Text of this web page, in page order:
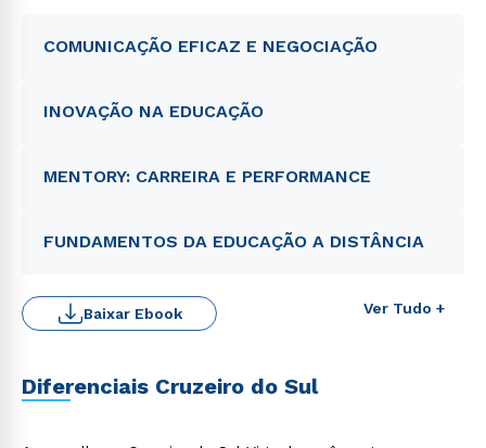
COMUNICAÇÃO EFICAZ E NEGOCIAÇÃO
INOVAÇÃO NA EDUCAÇÃO
MENTORY: CARREIRA E PERFORMANCE
FUNDAMENTOS DA EDUCAÇÃO A DISTÂNCIA
Ver Tudo +
Baixar Ebook
Diferenciais Cruzeiro do Sul